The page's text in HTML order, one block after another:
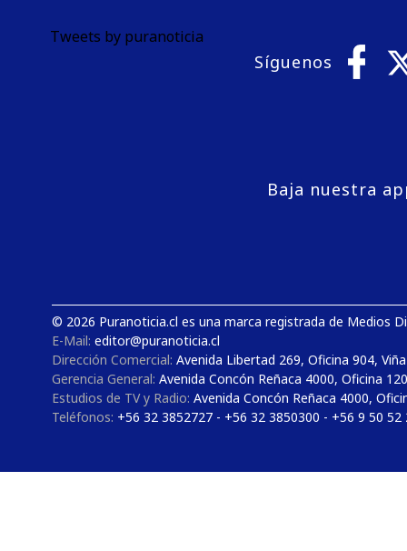
Tweets by puranoticia
Síguenos
Baja nuestra
© 2026 Puranoticia.cl es una marca registrada de Medios
E-Mail: editor@puranoticia.cl
Dirección Comercial: Avenida Libertad 269, Oficina 904,
Gerencia General: Avenida Concón Reñaca 4000, Oficina
Estudios de TV y Radio: Avenida Concón Reñaca 4000,
Teléfonos: +56 32 3852727 - +56 32 3850300 - +56 9 50 52